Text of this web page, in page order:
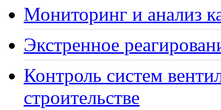
Мониторинг и анализ
Экстренное
Контроль систем
строительстве